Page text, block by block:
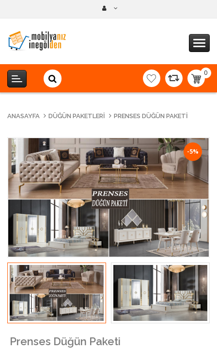
0
-
ANASAYFA DÜĞÜN PAKETLERI PRENSES DÜĞÜN PAKETI
-5%
Prenses Düğün Paketi